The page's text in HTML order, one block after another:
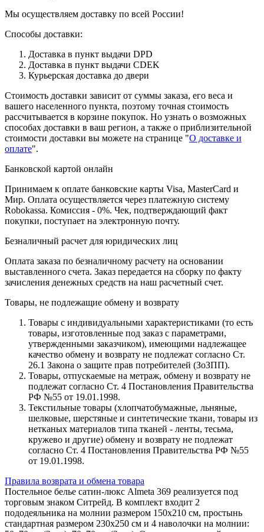
Мы осуществляем доставку по всей России!
Способы доставки:
Доставка в пункт выдачи DPD
Доставка в пункт выдачи CDEK
Курьерская доставка до двери
Стоимость доставки зависит от суммы заказа, его веса и
вашего населенного пункта, поэтому точная стоимость
рассчитывается в корзине покупок. Но узнать о возможных
способах доставки в ваш регион, а также о приблизительной
стоимости доставки вы можете на странице "О доставке и
оплате".
Банковской картой онлайн
Принимаем к оплате банковские карты Visa, MasterCard и
Мир. Оплата осуществляется через платежную систему
Robokassa. Комиссия - 0%. Чек, подтверждающий факт
покупки, поступает на электронную почту.
Безналичный расчет для юридических лиц
Оплата заказа по безналичному расчету на основании
выставленного счета. Заказ передается на сборку по факту
зачисления денежных средств на наш расчетный счет.
Товары, не подлежащие обмену и возврату
Товары с индивидуальными характеристиками (то есть
товары, изготовленные под заказ с параметрами,
утвержденными заказчиком), имеющими надлежащее
качество обмену и возврату не подлежат согласно Ст.
26.1 Закона о защите прав потребителей (ЗоЗПП).
Товары, отпускаемые на метраж, обмену и возврату не
подлежат согласно Ст. 4 Постановления Правительства
РФ №55 от 19.01.1998.
Текстильные товары (хлопчатобумажные, льняные,
шелковые, шерстяные и синтетические ткани, товары из
нетканых материалов типа тканей - ленты, тесьма,
кружево и другие) обмену и возврату не подлежат
согласно Ст. 4 Постановления Правительства РФ №55
от 19.01.1998.
Правила возврата и обмена товара
Постельное белье сатин-люкс Almeta 369 реализуется под
торговым знаком Ситрейд. В комплект входит 2
пододеяльника на молнии размером 150х210 см, простынь
стандартная размером 230х250 см и 4 наволочки на молнии: